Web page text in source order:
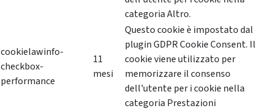
categoria Altro.
cookielawinfo-
checkbox-
performance
11
mesi
Questo cookie è impostato dal
plugin GDPR Cookie Consent. Il
cookie viene utilizzato per
memorizzare il consenso
dell'utente per i cookie nella
categoria Prestazioni